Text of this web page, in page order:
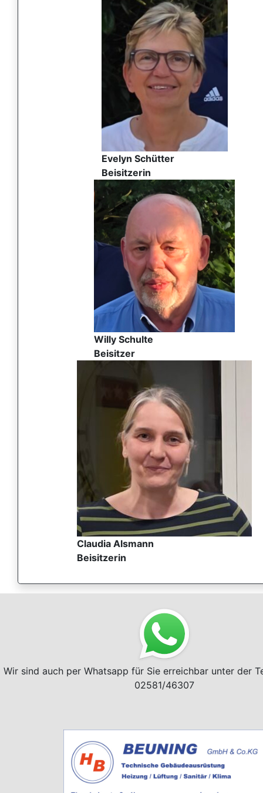
Evelyn Schütter
Beisitzerin
Willy Schulte
Beisitzer
Claudia Alsmann
Beisitzerin
Wir sind auch per Whatsapp für Sie erreichbar unter der
02581/46307